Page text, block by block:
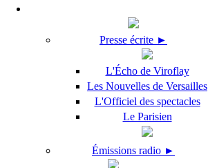
Presse écrite ►
L'Écho de Viroflay
Les Nouvelles de Versailles
L'Officiel des spectacles
Le Parisien
Émissions radio ►